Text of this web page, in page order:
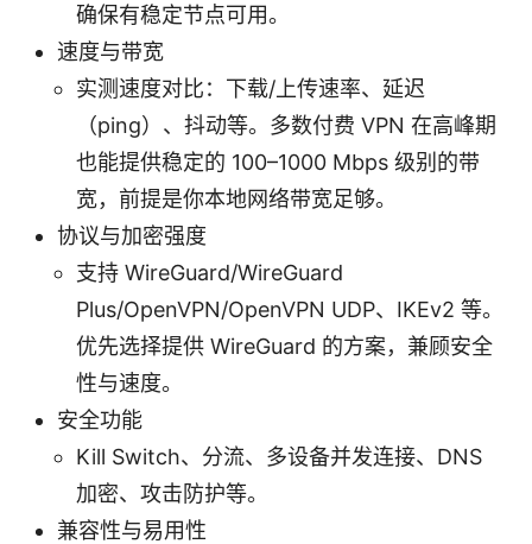
确保有稳定节点可用。
速度与带宽
实测速度对比：下载/上传速率、延迟
（ping）、抖动等。多数付费 VPN 在高峰期
也能提供稳定的 100–1000 Mbps 级别的带
宽，前提是你本地网络带宽足够。
协议与加密强度
支持 WireGuard/WireGuard
Plus/OpenVPN/OpenVPN UDP、IKEv2 等。
优先选择提供 WireGuard 的方案，兼顾安全
性与速度。
安全功能
Kill Switch、分流、多设备并发连接、DNS
加密、攻击防护等。
兼容性与易用性